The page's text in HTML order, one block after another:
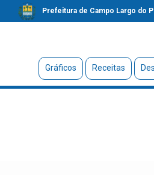
Prefeitura de Campo Largo do
Gráficos Receitas